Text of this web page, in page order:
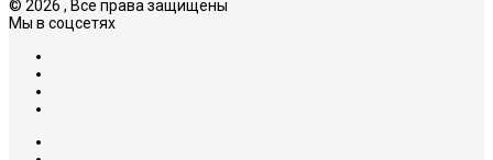
© 2026 , Все права защищены
Мы в соцсетях